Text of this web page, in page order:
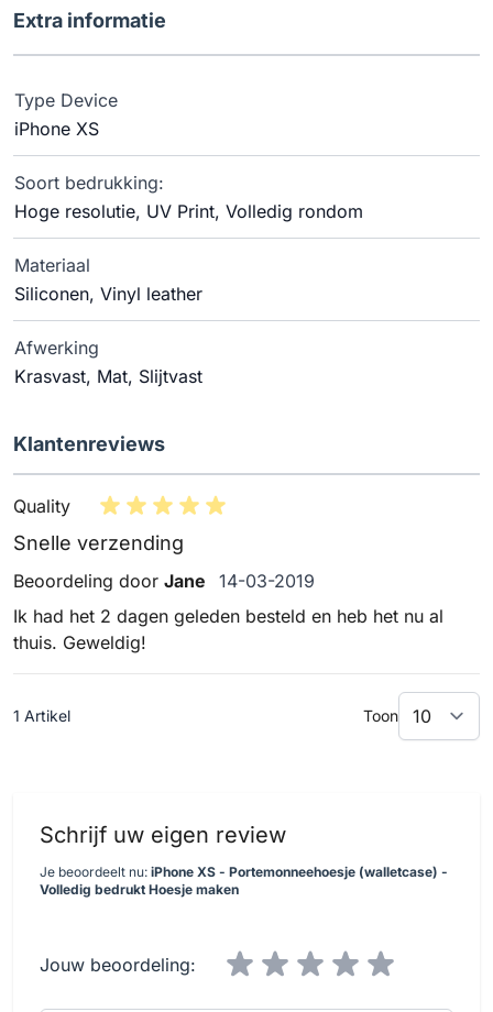
Extra informatie
Type Device
iPhone XS
Soort bedrukking:
Hoge resolutie, UV Print, Volledig rondom
Materiaal
Siliconen, Vinyl leather
Afwerking
Krasvast, Mat, Slijtvast
Klantenreviews
Quality
Snelle verzending
Beoordeling door Jane 14 maart 2019
14-03-2019
Ik had het 2 dagen geleden besteld en heb het nu al
thuis. Geweldig!
1 Artikel Toon
Schrijf uw eigen review
Je beoordeelt nu: iPhone XS - Portemonneehoesje (walletcase) -
Volledig bedrukt Hoesje maken
Jouw beoordeling: